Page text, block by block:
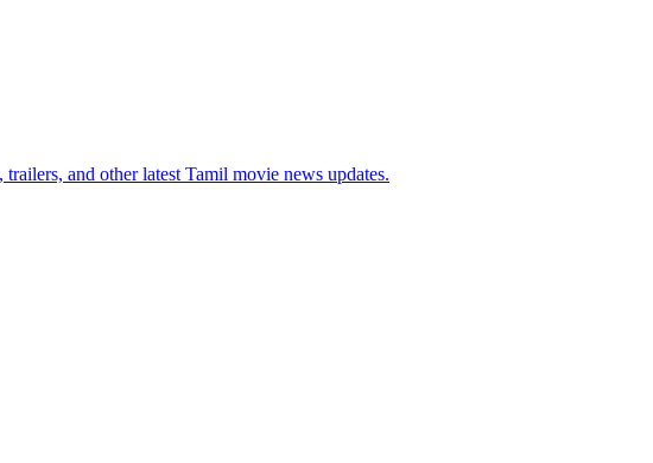
and other latest Tamil movie news updates.